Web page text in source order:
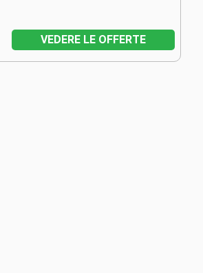
VEDERE LE OFFERTE